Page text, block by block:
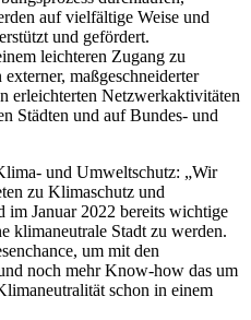
auf vielfältige Weise und
und gefördert.
leichteren Zugang zu
maßgeschneiderter
erleichterten Netzwerkaktivitäten
Städten und auf Bundes- und
und Umweltschutz: „Wir
zu Klimaschutz und
im Januar 2022 bereits wichtige
klimaneutrale Stadt zu werden.
um mit den
noch mehr Know-how das um
schon in einem